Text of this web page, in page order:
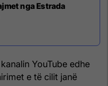
nga Estrada
YouTube edhe
e të cilit janë